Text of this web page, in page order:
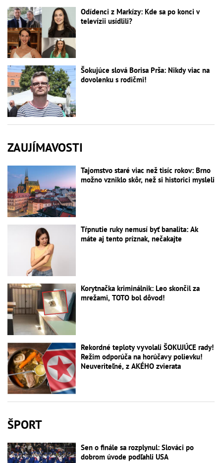
Odídenci z Markízy: Kde sa po konci v
televízii usídlili?
Šokujúce slová Borisa Prša: Nikdy viac na
dovolenku s rodičmi!
ZAUJÍMAVOSTI
Tajomstvo staré viac než tisíc rokov: Brno
možno vzniklo skôr, než si historici mysleli
Tŕpnutie ruky nemusí byť banalita: Ak
máte aj tento príznak, nečakajte
Korytnačka kriminálnik: Leo skončil za
mrežami, TOTO bol dôvod!
Rekordné teploty vyvolali ŠOKUJÚCE rady!
Režim odporúča na horúčavy polievku!
Neuveriteľné, z AKÉHO zvierata
ŠPORT
Sen o finále sa rozplynul: Slováci po
dobrom úvode podľahli USA